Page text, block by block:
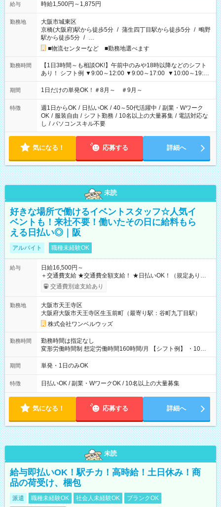
給与 時給1,500円～1,875円
勤務地
大阪市城東区
京橋(大阪府)駅から徒歩5分 / 蒲生四丁目駅から徒歩5分 / 鴫野
駅から徒歩5分 / …
■物流センターなど ■勤務地選べます
勤務時間
【1日3時間～も相談OK!】午前中のみや18時以降などのシフト
あり！ シフト例 ▼9:00～12:00 ▼9:00～17:00 ▼10:00～19:00
▼18:00～21:00
期間 1日だけの単発OK！＃8月～ ＃9月～
特徴 週1日からOK / 日払いOK / 40～50代活躍中 / 副業・Wワーク
OK / 服装自由 / シフト勤務 / 10名以上の大量募集 / 電話対応な
し / パソコンスキル不要
気になる！ 応募する 詳細へ
未読
好きな場所で働けるイベントスタッフ☆人気イ
ベントも！来社不要！働いたその日に給料もら
える日払い◎｜阪
アルバイト 職種未経験OK
給与
日給16,500円～
＋交通費支給 ★交通費全額支給！ ★日払いOK！（規定あり） ┗
働いたその日に現金GET♪ お仕事後はコンビニATMから 日払
交通費別途支給あり
勤務地
大阪市天王寺区
大阪府大阪市天王寺区生玉前町（最寄り駅：谷町九丁目駅）
株式会社ワンベルウッズ
勤務時間
勤務時間は指定なし
変形労働時間制 想定労働時間160時間/月 【シフト例】 ・10：
00～20：00
期間 単発・1日のみOK
特徴 日払いOK / 副業・WワークOK / 10名以上の大量募集
気になる！ 応募する 詳細へ
未読
給与即払いOK！駅チカ！高時給！土日休み！商
品の荷受け、梱包
派遣 職種未経験OK 社会人未経験OK ブランクOK